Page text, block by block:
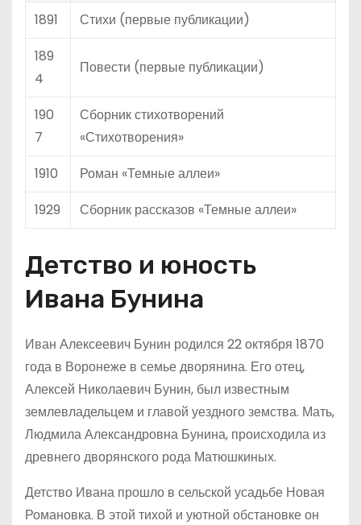
1891
Стихи (первые публикации)
189
4
Повести (первые публикации)
190
7
Сборник стихотворений
«Стихотворения»
1910
Роман «Темные аллеи»
1929
Сборник рассказов «Темные аллеи»
Детство и юность
Ивана Бунина
Иван Алексеевич Бунин родился 22 октября 1870
года в Воронеже в семье дворянина. Его отец,
Алексей Николаевич Бунин, был известным
землевладельцем и главой уездного земства. Мать,
Людмила Александровна Бунина, происходила из
древнего дворянского рода Матюшкиных.
Детство Ивана прошло в сельской усадьбе Новая
Романовка. В этой тихой и уютной обстановке он